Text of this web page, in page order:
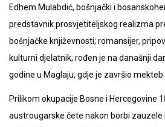
Edhem Mulabdić, bošnjački i
predstavnik prosvjetiteljskog realizma
bošnjačke književnosti; romansijer,
kulturni djelatnik, rođen je na današnji
godine u Maglaju, gdje je završio mekteb
Prilikom okupacije Bosne i Hercegovine
austrougarske čete nakon borbi zauzele